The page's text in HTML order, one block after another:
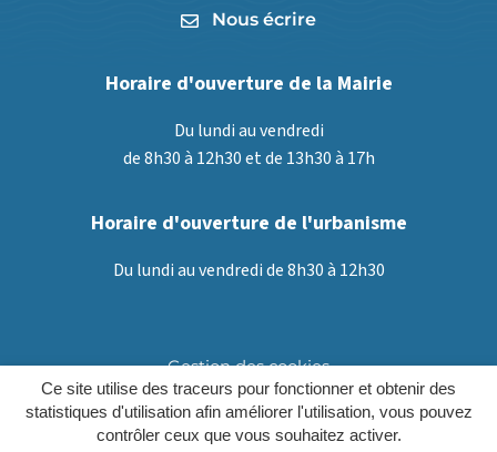
Ce site utilise des traceurs pour fonctionner et obtenir des
statistiques d'utilisation afin améliorer l'utilisation, vous pouvez
contrôler ceux que vous souhaitez activer.
Nous écrire
Horaire d'ouverture de la Mairie
Du lundi au vendredi
de 8h30 à 12h30 et de 13h30 à 17h
Horaire d'ouverture de l'urbanisme
Du lundi au vendredi de 8h30 à 12h30
Gestion des cookies
Plan du site
Mentions légales